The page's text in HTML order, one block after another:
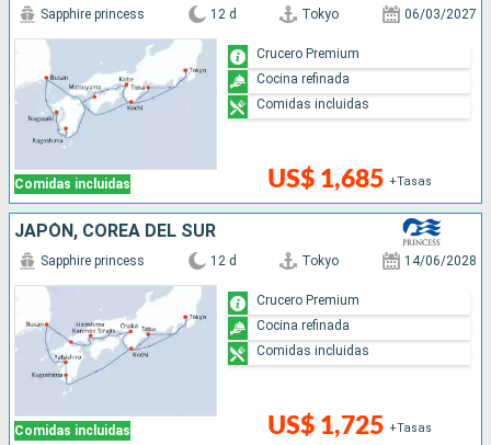
Comidas incluidas
Sapphire princess 12 d Tokyo 06/03/2027
US$ 1,685 +Tasas
Crucero Premium
Cocina refinada
Comidas incluidas
JAPÓN, COREA DEL SUR
Comidas incluidas
Sapphire princess 12 d Tokyo 14/06/2028
US$ 1,725 +Tasas
Crucero Premium
Cocina refinada
Comidas incluidas